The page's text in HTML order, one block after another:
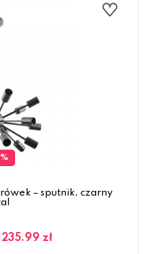
– sputnik, czarny
235.99 zł